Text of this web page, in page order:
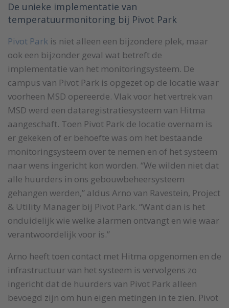
De unieke implementatie van
temperatuurmonitoring bij Pivot Park
Pivot Park is niet alleen een bijzondere plek, maar
ook een bijzonder geval wat betreft de
implementatie van het monitoringsysteem. De
campus van Pivot Park is opgezet op de locatie waar
voorheen MSD opereerde. Vlak voor het vertrek van
MSD werd een dataregistratiesysteem van Hitma
aangeschaft. Toen Pivot Park de locatie overnam is
er gekeken of er behoefte was om het bestaande
monitoringsysteem over te nemen en of het systeem
naar wens ingericht kon worden. “We wilden niet dat
alle huurders in ons gebouwbeheersysteem
gehangen werden,” aldus Arno van Ravestein, Project
& Utility Manager bij Pivot Park. “Want dan is het
onduidelijk wie welke alarmen ontvangt en wie waar
verantwoordelijk voor is.”
Arno heeft toen contact met Hitma opgenomen en de
infrastructuur van het systeem is vervolgens zo
ingericht dat de huurders van Pivot Park alleen
bevoegd zijn om hun eigen metingen in te zien. Pivot